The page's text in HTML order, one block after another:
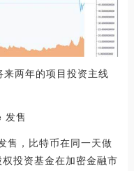
两年的项目投资主线
发售
，比特币在同一天做
投资基金在加密金融市